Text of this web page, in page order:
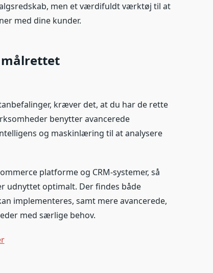
men et værdifuldt værktøj til at
med dine kunder.
kræver det, at du har de rette
benytter avancerede
og maskinlæring til at analysere
platforme og CRM-systemer, så
udnyttet optimalt. Der findes både
implementeres, samt mere avancerede,
med særlige behov.